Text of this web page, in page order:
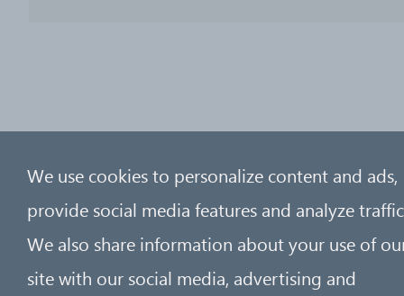
©
We use cookies to personalize content and ads,
provide social media features and analyze
We also share information about your use of
site with our social media, advertising and